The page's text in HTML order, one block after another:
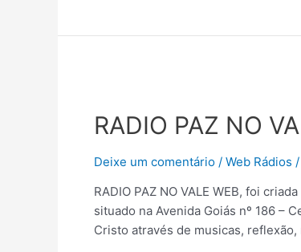
RADIO PAZ NO
Deixe um comentário / Web Rádios
RADIO PAZ NO VALE WEB, foi
situado na Avenida Goiás nº 186 –
Cristo através de musicas,